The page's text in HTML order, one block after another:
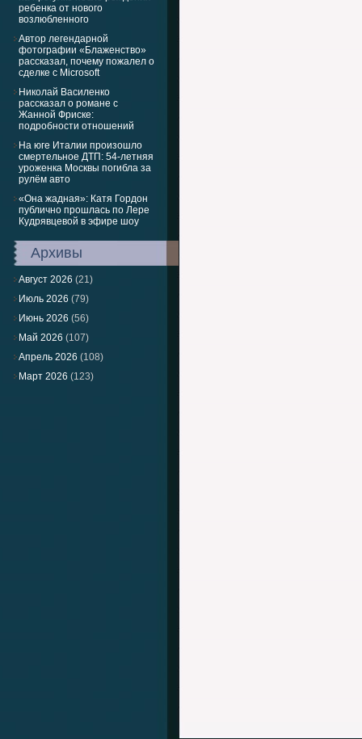
ребенка от нового
возлюбленного
Автор легендарной
фотографии «Блаженство»
рассказал, почему пожалел о
сделке с Microsoft
Николай Василенко
рассказал о романе с
Жанной Фриске:
подробности отношений
На юге Италии произошло
смертельное ДТП: 54-летняя
уроженка Москвы погибла за
рулём авто
«Она жадная»: Катя Гордон
публично прошлась по Лере
Кудрявцевой в эфире шоу
Архивы
Август 2026 (21)
Июль 2026 (79)
Июнь 2026 (56)
Май 2026 (107)
Апрель 2026 (108)
Март 2026 (123)